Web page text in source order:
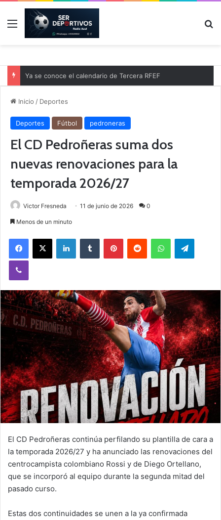
Menú
Ya se conoce el calendario de Tercera RFEF
Inicio / Deportes
Deportes Fútbol pedroneras
El CD Pedroñeras suma dos
nuevas renovaciones para la
temporada 2026/27
Victor Fresneda 11 de junio de 2026 0
Menos de un minuto
El CD Pedroñeras continúa perfilando su plantilla de cara a
la temporada 2026/27 y ha anunciado las renovaciones del
centrocampista colombiano Rossi y de Diego Ortellano,
que se incorporó al equipo durante la segunda mitad del
pasado curso.
Estas dos continuidades se unen a la ya confirmada